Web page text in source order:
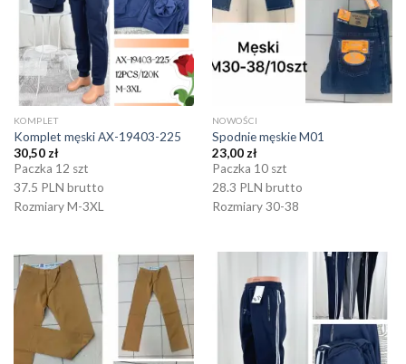
KOMPLET
Komplet męski AX-19403-225
30,50 zł
Paczka 12 szt
37.5 PLN brutto
Rozmiary M-3XL
NOWOŚCI
Spodnie męskie M01
23,00 zł
Paczka 10 szt
28.3 PLN brutto
Rozmiary 30-38